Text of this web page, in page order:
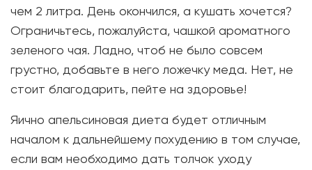
чем 2 литра. День окончился, а кушать хочется?
Ограничьтесь, пожалуйста, чашкой ароматного
зеленого чая. Ладно, чтоб не было совсем
грустно, добавьте в него ложечку меда. Нет, не
стоит благодарить, пейте на здоровье!
Яично апельсиновая диета будет отличным
началом к дальнейшему похудению в том случае,
если вам необходимо дать толчок уходу